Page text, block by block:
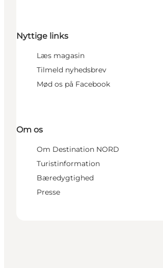
Nyttige links
Læs magasin
Tilmeld nyhedsbrev
Mød os på Facebook
Om os
Om Destination NORD
Turistinformation
Bæredygtighed
Presse